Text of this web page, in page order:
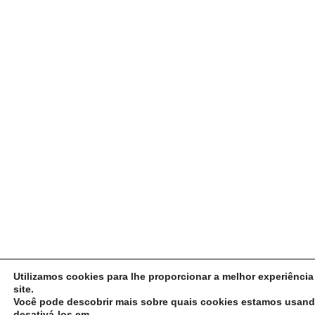
Utilizamos cookies para lhe proporcionar a melhor
site.
Você pode descobrir mais sobre quais cookies estamos